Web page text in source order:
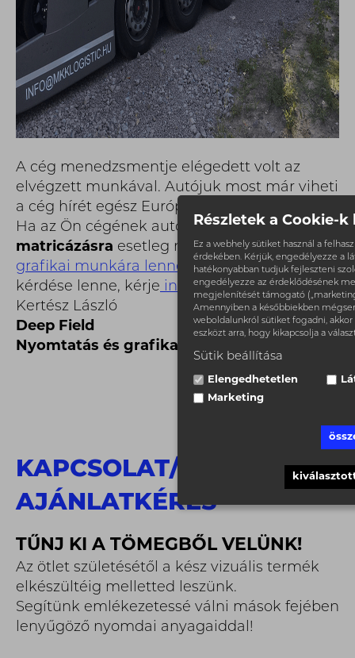
A cég menedzsmentje elégedett volt az
elvégzett munkával. Autójuk most már viheti
a cég hírét egész Európában.
Ha az Ön cégének autó vagykamion
matricázásra esetleg másnyomdai és
grafikai munkára lenne szükségevagy csak
kérdése lenne, kérje ingyenes árajánlatunk.
Kertész László
Deep Field
Nyomtatás és grafika felsőfokon!
KAPCSOLAT/
AJÁNLATKÉRÉS
TŰNJ KI A TÖMEGBŐL VELÜNK!
Az ötlet születésétől a kész vizuális termék
elkészültéig melletted leszünk.
Segítünk emlékezetessé válni mások fejében
lenyűgöző nyomdai anyagaiddal!
Részletek a Cookie-k
Ez a webhely sütiket használ a
érdekében. Kérjük, engedélyezze a
hatékonyabban tudjuk fejleszteni
engedélyezze az érdeklődésének
megjelenítését támogató
Amennyiben a későbbiekben
weboldalunkról sütiket fogadni, akkor
eszközt arra, hogy kikapcsolja a
Sütik beállítása
Elengedhetetlen
Marketing